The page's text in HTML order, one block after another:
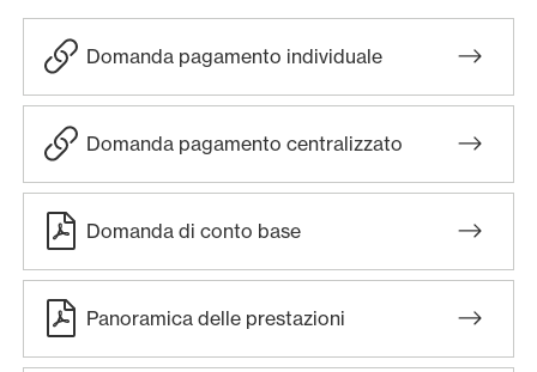
Domanda pagamento individuale
Domanda pagamento centralizzato
Domanda di conto base
Panoramica delle prestazioni